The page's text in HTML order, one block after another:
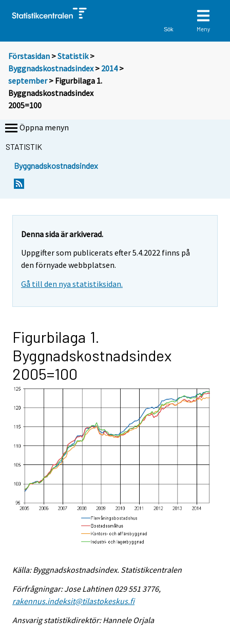
Sök Meny
Förstasidan >Statistik >
Byggnadskostnadsindex> 2014>
september> Figurbilaga 1.
Byggnadskostnadsindex
2005=100
Öppna menyn
STATISTIK
Byggnadskostnadsindex
Denna sida är arkiverad.
Uppgifter som publicerats efter 5.4.2022 finns på
den förnyade webbplatsen.
Gå till den nya statistiksidan.
Figurbilaga 1.
Byggnadskostnadsindex
2005=100
Källa: Byggnadskostnadsindex. Statistikcentralen
Förfrågningar: Jose Lahtinen 029 551 3776,
rakennus.indeksit@tilastokeskus.fi
Ansvarig statistikdirektör: Hannele Orjala